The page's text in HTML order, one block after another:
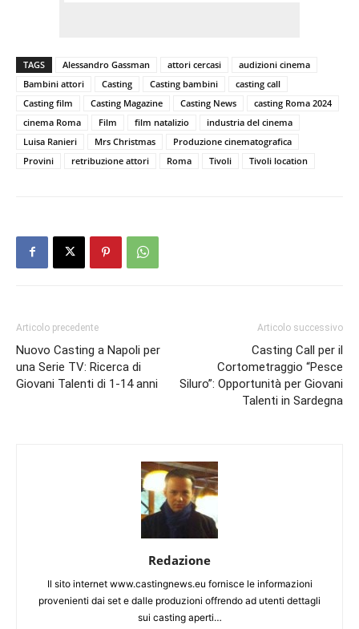
TAGS Alessandro Gassman attori cercasi
audizioni cinema
Bambini attori
Casting Casting bambini
casting call
Casting film
Casting Magazine Casting News
casting Roma 2024
cinema Roma
Film film natalizio
industria del cinema
Luisa Ranieri
Mrs Christmas
Produzione cinematografica
Provini
retribuzione attori Roma Tivoli Tivoli location
Articolo precedente
Nuovo Casting a Napoli per
una Serie TV: Ricerca di
Giovani Talenti di 1-14 anni
Articolo successivo
Casting Call per il
Cortometraggio “Pesce
Siluro”: Opportunità per Giovani
Talenti in Sardegna
Redazione
Il sito internet www.castingnews.eu fornisce le informazioni
provenienti dai set e dalle produzioni offrendo ad utenti dettagli
sui casting aperti…